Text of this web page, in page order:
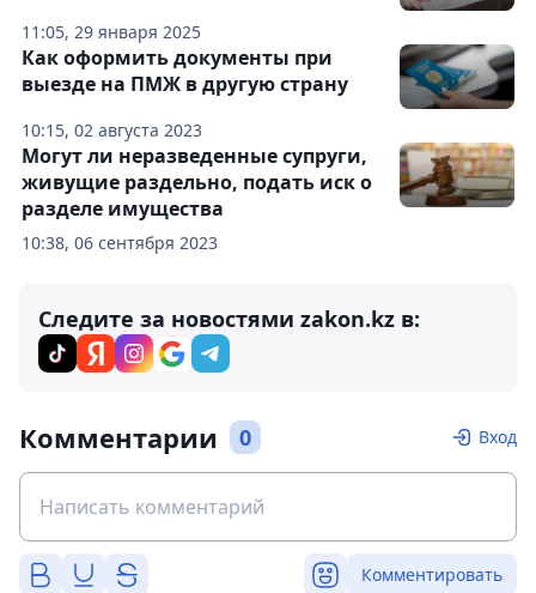
11:05, 29 января 2025
10:15, 02 августа 2023
Как оформить документы при
выезде на ПМЖ в другую страну
10:38, 06 сентября 2023
Могут ли неразведенные супруги,
живущие раздельно, подать иск о
разделе имущества
Следите за новостями zakon.kz в:
Комментарии 0 Вход
Комментировать